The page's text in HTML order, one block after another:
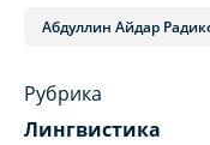
Абдуллин Айдар
Рубрика
Лингвистика